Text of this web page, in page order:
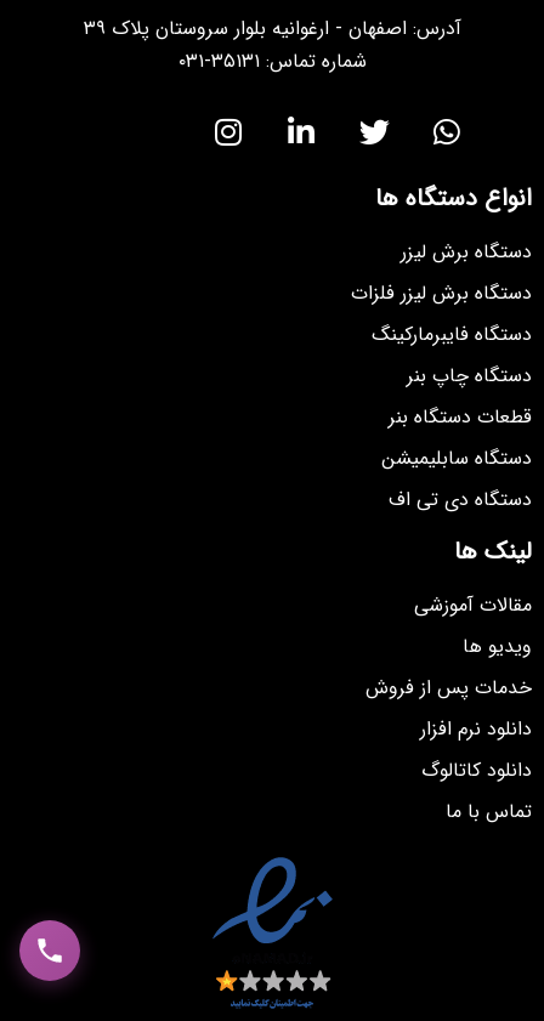
آدرس: اصفهان - ارغوانیه بلوار سروستان پلاک ۳۹
شماره تماس: ۳۵۱۳۱-۰۳۱
انواع دستگاه ها
دستگاه برش لیزر
دستگاه برش لیزر فلزات
دستگاه فایبرمارکینگ
دستگاه چاپ بنر
قطعات دستگاه بنر
دستگاه سابلیمیشن
دستگاه دی تی اف
لینک ها
مقالات آموزشی
ویدیو ها
خدمات پس از فروش
دانلود نرم افزار
دانلود کاتالوگ
تماس با ما